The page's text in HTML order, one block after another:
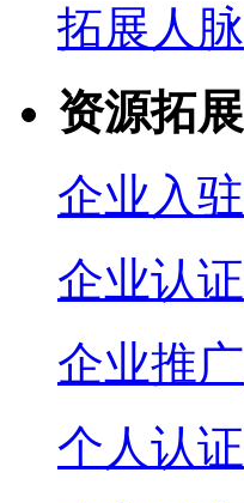
拓展人脉
资源拓展
企业入驻
企业认证
企业推广
个人认证